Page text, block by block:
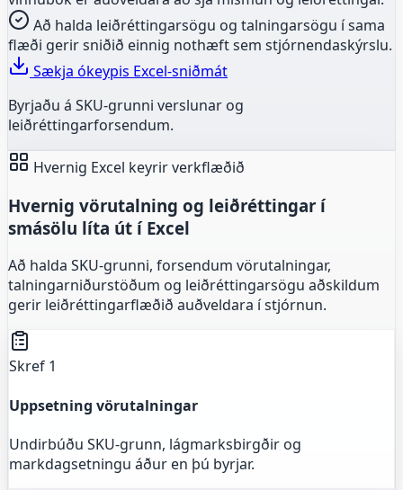
Að halda leiðréttingarsögu og talningarsögu í sama
flæði gerir sniðið einnig nothæft sem stjórnendaskýrslu.
Sækja ókeypis Excel-sniðmát
Byrjaðu á SKU-grunni verslunar og
leiðréttingarforsendum.
Hvernig Excel keyrir verkflæðið
Hvernig vörutalning og leiðréttingar í
smásölu líta út í Excel
Að halda SKU-grunni, forsendum vörutalningar,
talningarniðurstöðum og leiðréttingarsögu aðskildum
gerir leiðréttingarflæðið auðveldara í stjórnun.
Skref 1
Uppsetning vörutalningar
Undirbúðu SKU-grunn, lágmarksbirgðir og
markdagsetningu áður en þú byrjar.